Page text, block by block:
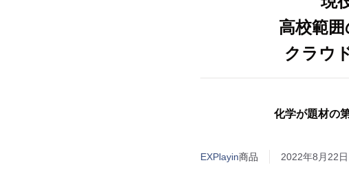
高校範
クラウ
化学が題材の
EXPlayin商品 2022年8月22